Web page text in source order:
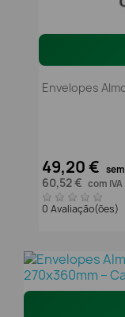
Envelopes
49,20 €
60,52 € com IVA
0 Avaliação(ões)